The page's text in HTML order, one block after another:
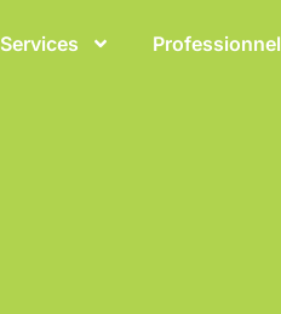
Services Professionnel